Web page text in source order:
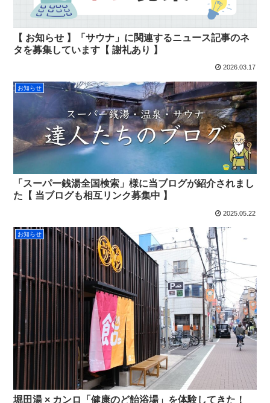
【 お知らせ 】「サウナ」に関連するニュース記事のネ
タを募集しています【 謝礼あり 】
2026.03.17
お知らせ
「スーパー銭湯全国検索」様に当ブログが紹介されまし
た【 当ブログも相互リンク募集中 】
2025.05.22
お知らせ
堀田湯 × カンロ「健康のど飴浴場」を体験してきた！